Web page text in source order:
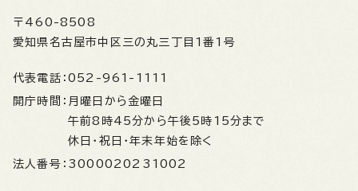
〒460-8508
愛知県名古屋市中区三の丸三丁目1番1号
代表電話： 052-961-1111
開庁時間： 月曜日から金曜日
午前8時45分から午後5時15分まで
休日・祝日・年末年始を除く
法人番号： 3000020231002